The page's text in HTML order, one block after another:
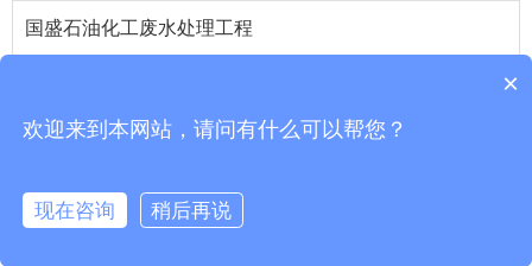
国盛石油化工废水处理工程
湖南工程学院锅炉软化水设备安装工程
红豆集团污水设备更换工程
×
欢迎来到本网站，请问有什么可以帮您？
现在咨询 稍后再说